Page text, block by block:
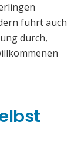
führt auch
durch,